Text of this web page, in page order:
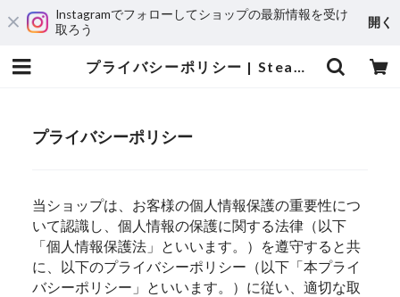
Instagramでフォローしてショップの最新情報を受け
取ろう
開く
プライバシーポリシー | Steamship
プライバシーポリシー
当ショップは、お客様の個人情報保護の重要性につ
いて認識し、個人情報の保護に関する法律（以下
「個人情報保護法」といいます。）を遵守すると共
に、以下のプライバシーポリシー（以下「本プライ
バシーポリシー」といいます。）に従い、適切な取